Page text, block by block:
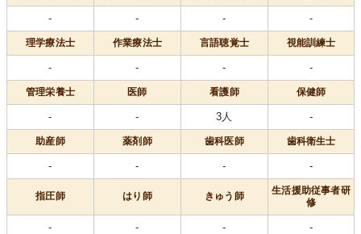
- - - -
理学療法士 作業療法士 言語聴覚士 視能訓練士
- - - -
管理栄養士 医師 看護師 保健師
- - 3人 -
助産師 薬剤師 歯科医師 歯科衛生士
- - - -
指圧師 はり師 きゅう師
生活援助従事者研
修
- - - -